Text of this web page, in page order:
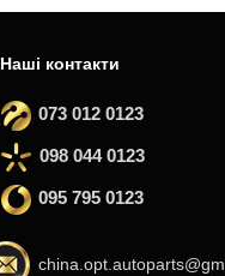
Наші контакти
073 012 0123
098 044 0123
095 795 0123